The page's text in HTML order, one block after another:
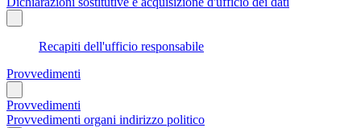
Recapiti dell'ufficio responsabile
Provvedimenti
Provvedimenti
Provvedimenti organi indirizzo politico